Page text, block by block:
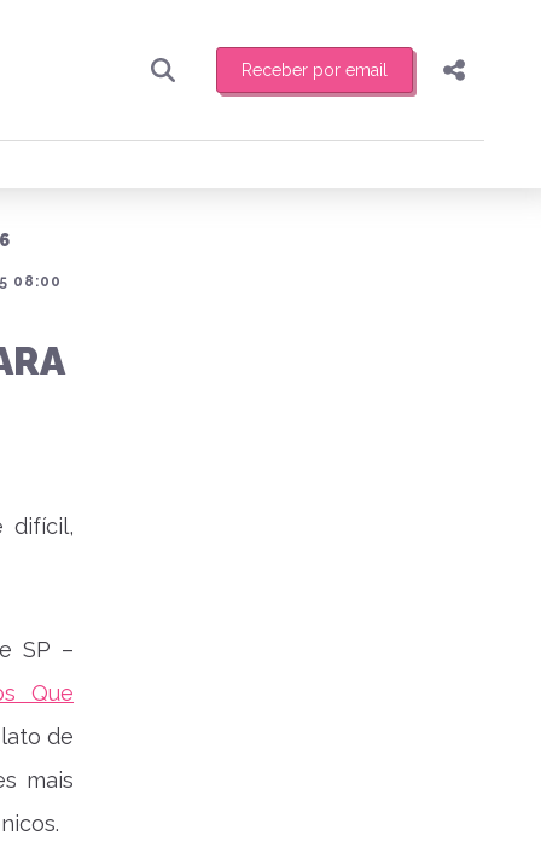
Receber por email
toda sexta-feira de manhã o resumo
Compartilhar
08:00
difícil,
SP –
Que
de
mais